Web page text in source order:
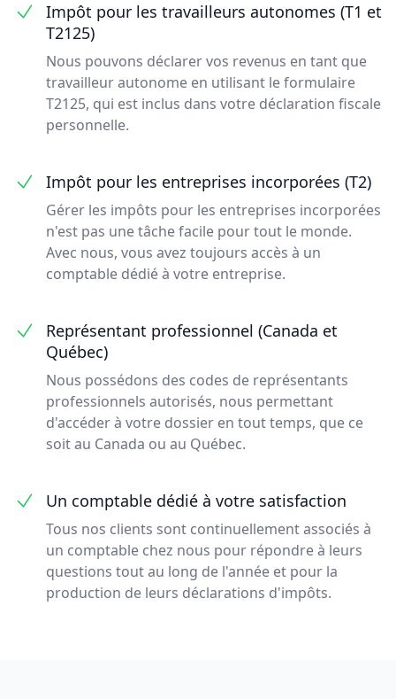
Impôt pour les travailleurs autonomes (T1 et
T2125)
Nous pouvons déclarer vos revenus en tant que
travailleur autonome en utilisant le formulaire
T2125, qui est inclus dans votre déclaration fiscale
personnelle.
Impôt pour les entreprises incorporées (T2)
Gérer les impôts pour les entreprises incorporées
n'est pas une tâche facile pour tout le monde.
Avec nous, vous avez toujours accès à un
comptable dédié à votre entreprise.
Représentant professionnel (Canada et
Québec)
Nous possédons des codes de représentants
professionnels autorisés, nous permettant
d'accéder à votre dossier en tout temps, que ce
soit au Canada ou au Québec.
Un comptable dédié à votre satisfaction
Tous nos clients sont continuellement associés à
un comptable chez nous pour répondre à leurs
questions tout au long de l'année et pour la
production de leurs déclarations d'impôts.